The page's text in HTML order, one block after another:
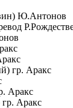
Ю.Антонов
гр. Аракс
Аракс
Аракс